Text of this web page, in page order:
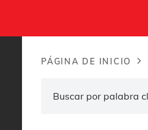
PÁGINA DE INICIO